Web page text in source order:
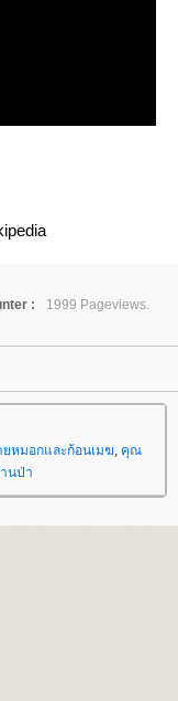
:
1999 Pageviews.
หมอกและก้อนเมฆ, คุณ
นป่า